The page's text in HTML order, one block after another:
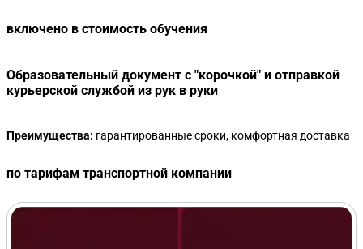
ЗаказРФ)
включено в стоимость обучения
Образовательный документ с "корочкой" и отправкой
курьерской службой из рук в руки
Преимущества: гарантированные сроки, комфортная доставка
по тарифам транспортной компании